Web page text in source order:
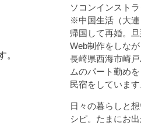
。
ソコンインスト
※中国生活（大連
帰国して再婚。
Web制作をしな
長崎県西海市崎
ムのパート勤め
民宿をしています
日々の暮らしと
シピ。たまにお